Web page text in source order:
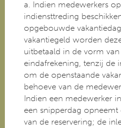
a. Indien medewerkers
indiensttreding
opgebouwde
vakantiegeld worden
uitbetaald in de vorm van
eindafrekening, tenzij de
om de openstaande
behoeve van de
Indien een medewerker
een snipperdag opneemt
van de reservering; de